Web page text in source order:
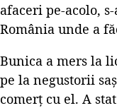
afaceri pe-acolo,
România unde a
Bunica a mers la
pe la negustorii
comerț cu el. A